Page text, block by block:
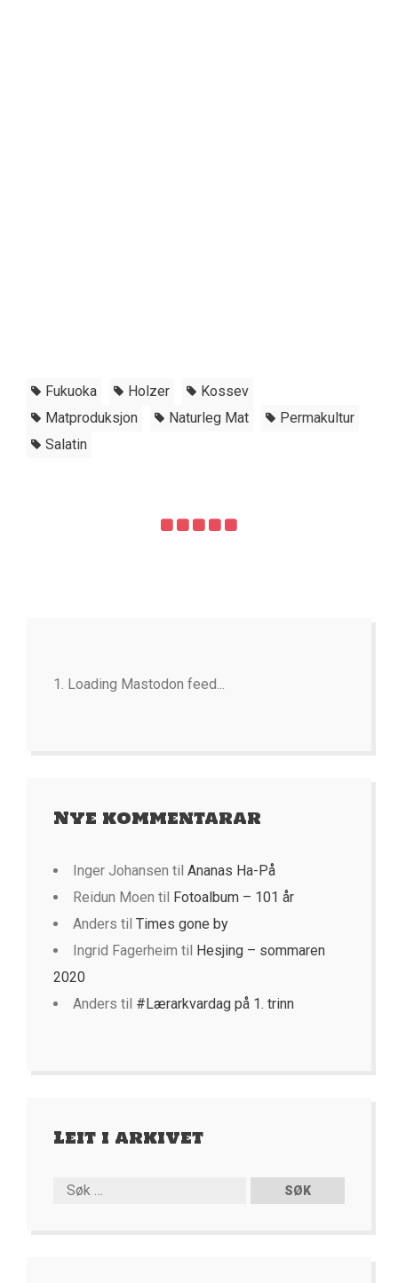
Fukuoka Holzer
Kossev
Matproduksjon
Naturleg Mat
Permakultur
Salatin
Loading Mastodon feed...
Nye kommentarar
Inger Johansen til Ananas Ha-På
Reidun Moen til Fotoalbum – 101 år
Anders til Times gone by
Ingrid Fagerheim til Hesjing – sommaren
2020
Anders til #Lærarkvardag på 1. trinn
Leit i arkivet